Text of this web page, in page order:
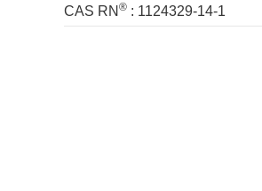
CAS RN ® : 1124329-14-1